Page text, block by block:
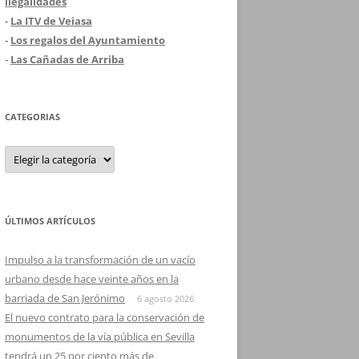
- La ITV de Veiasa
- Los regalos del Ayuntamiento
- Las Cañadas de Arriba
CATEGORIAS
Categorias
ÚLTIMOS ARTÍCULOS
Impulso a la transformación de un vacío
urbano desde hace veinte años en la
barriada de San Jerónimo
6 agosto 2026
El nuevo contrato para la conservación de
monumentos de la vía pública en Sevilla
tendrá un 25 por ciento más de